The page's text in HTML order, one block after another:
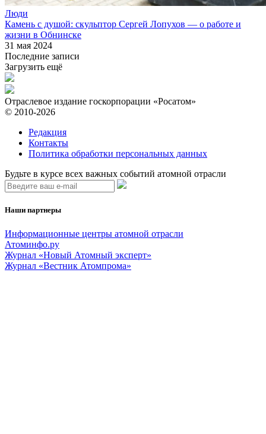
Люди
Камень с душой: скульптор Сергей Лопухов — о работе и
жизни в Обнинске
31 мая 2024
Последние записи
Загрузить ещё
Отраслевое издание госкорпорации «Росатом»
© 2010-2026
Редакция
Контакты
Политика обработки персональных данных
Будьте в курсе всех важных событий атомной отрасли
Наши партнеры
Информационные центры атомной отрасли
Атоминфо.ру
Журнал «Новый Атомный эксперт»
Журнал «Вестник Атомпрома»